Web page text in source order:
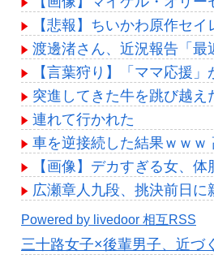
【悲報】ちいかわ原作セ
渡邊渚さん、近況報告「
【言葉狩り】「ママ応援
突進してきた牛を跳び越
連れて行かれた
車を逆接続した結果ｗｗ
【画像】デカすぎる女、
広瀬章人九段、挑決前日
Powered by livedoor 相互RSS
三十路女子×後輩男子、近づ